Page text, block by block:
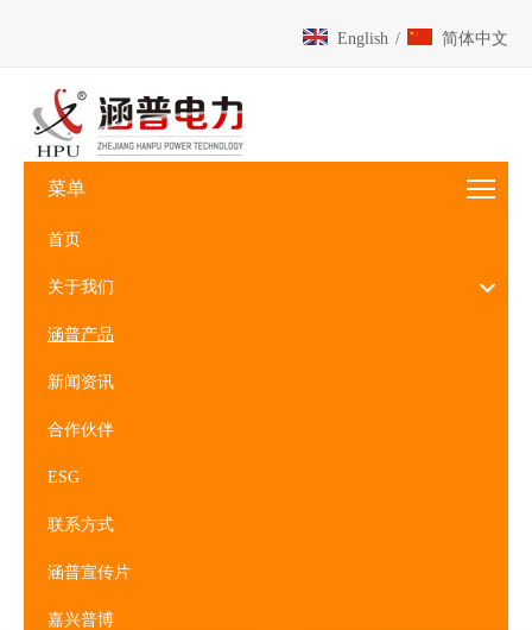
English / 简体中文
菜单
首页
关于我们
涵普产品
新闻资讯
合作伙伴
ESG
联系方式
涵普宣传片
嘉兴普博